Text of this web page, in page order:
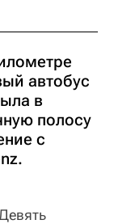
автобус
в
полосу
с